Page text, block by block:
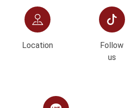
Location
Follow
us